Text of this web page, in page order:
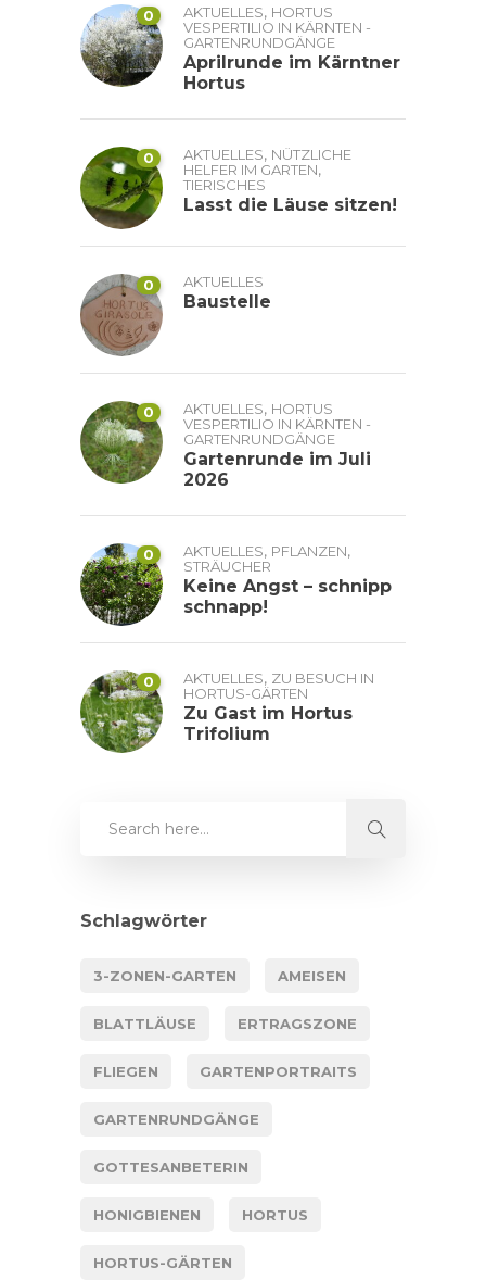
0 AKTUELLES, HORTUS
VESPERTILIO IN KÄRNTEN -
GARTENRUNDGÄNGE
Aprilrunde im Kärntner
Hortus
0 AKTUELLES, NÜTZLICHE
HELFER IM GARTEN,
TIERISCHES
Lasst die Läuse sitzen!
0 AKTUELLES
Baustelle
0 AKTUELLES, HORTUS
VESPERTILIO IN KÄRNTEN -
GARTENRUNDGÄNGE
Gartenrunde im Juli
2026
0 AKTUELLES, PFLANZEN,
STRÄUCHER
Keine Angst – schnipp
schnapp!
0 AKTUELLES, ZU BESUCH IN
HORTUS-GÄRTEN
Zu Gast im Hortus
Trifolium
Schlagwörter
3-ZONEN-GARTEN AMEISEN
BLATTLÄUSE ERTRAGSZONE
FLIEGEN GARTENPORTRAITS
GARTENRUNDGÄNGE
GOTTESANBETERIN
HONIGBIENEN HORTUS
HORTUS-GÄRTEN